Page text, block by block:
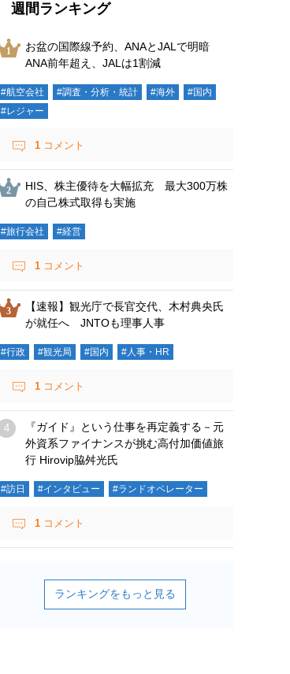
週間ランキング
お盆の国際線予約、ANAとJALで明暗
ANA前年超え、JALは1割減
#航空会社 #調査・分析・統計 #海外
#国内
#レジャー
1 コメント
HIS、株主優待を大幅拡充 最大300万株
の自己株式取得も実施
#旅行会社 #経営
1 コメント
【速報】観光庁で長官交代、木村典央氏
が就任へ JNTOも理事人事
#行政 #観光局 #国内 #人事・HR
1 コメント
『ガイド』という仕事を再定義する－元
外資系ファイナンスが挑む高付加価値旅
行 Hirovip脇舛光氏
#訪日 #インタビュー #ランドオペレーター
1 コメント